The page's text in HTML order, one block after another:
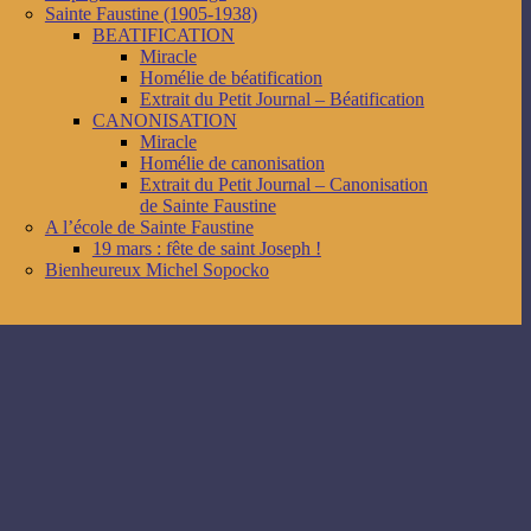
Sainte Faustine (1905-1938)
BEATIFICATION
Miracle
Homélie de béatification
Extrait du Petit Journal – Béatification
CANONISATION
Miracle
Homélie de canonisation
Extrait du Petit Journal – Canonisation
de Sainte Faustine
A l’école de Sainte Faustine
19 mars : fête de saint Joseph !
Bienheureux Michel Sopocko